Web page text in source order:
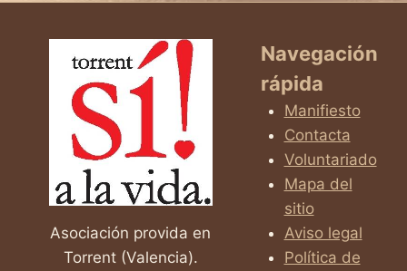
HIJA.”
—
EL
VIDEO
QUE
HACE
TEMBLAR
EL
LEMA
ABORTO
Asociación provida en
Torrent (Valencia).
Navegación
rápida
Manifiesto
Contacta
Voluntariado
Mapa del
sitio
Aviso legal
Política de